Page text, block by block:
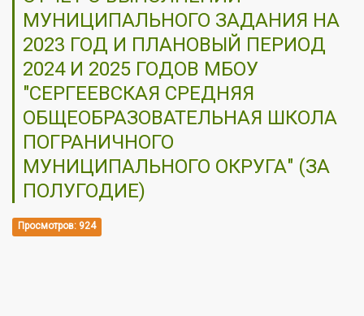
МУНИЦИПАЛЬНОГО ЗАДАНИЯ НА
2023 ГОД И ПЛАНОВЫЙ ПЕРИОД
2024 И 2025 ГОДОВ МБОУ
"СЕРГЕЕВСКАЯ СРЕДНЯЯ
ОБЩЕОБРАЗОВАТЕЛЬНАЯ ШКОЛА
ПОГРАНИЧНОГО
МУНИЦИПАЛЬНОГО ОКРУГА" (ЗА
ПОЛУГОДИЕ)
Просмотров: 924